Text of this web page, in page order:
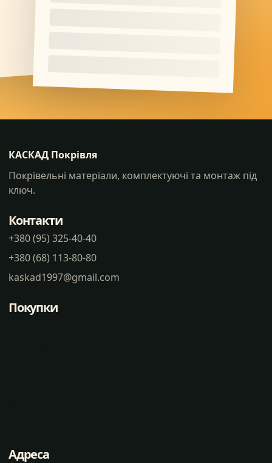
КАСКАД Покрівля
Покрівельні матеріали, комплектуючі та монтаж під
ключ.
Контакти
+380 (95) 325-40-40
+380 (68) 113-80-80
kaskad1997@gmail.com
Покупки
Адреса